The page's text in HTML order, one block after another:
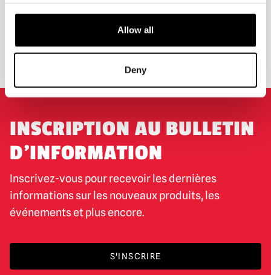
Allow all
Deny
EXPÉDITION DANS LE MONDE ENTIER
LA PLUS GRANDE GAMME DU
ROYAUME-UNI
ÉCHANGE OU RETOUR DEMANDES SUR MESURE
INSCRIPTION AU BULLETIN
D'INFORMATION
Inscrivez-vous pour recevoir les dernières
informations sur les nouveaux produits, les
événements et plus encore.
S'INSCRIRE